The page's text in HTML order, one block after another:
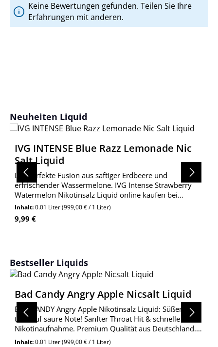
Keine Bewertungen gefunden. Teilen Sie Ihre
Erfahrungen mit anderen.
Produktgalerie überspringen
Neuheiten Liquid
IVG INTENSE Blue Razz Lemonade Nic
Salt Liquid
Die perfekte Fusion aus saftiger Erdbeere und
erfrischender Wassermelone. IVG Intense Strawberry
Watermelon Nikotinsalz Liquid online kaufen bei
Wolkengarage!
Inhalt:0.01 Liter(999,00 € / 1 Liter)
Regulärer Preis:
9,99 €
Produktgalerie überspringen
Bestseller Liquids
Bad Candy Angry Apple Nicsalt Liquid
BAD CANDY Angry Apple Nikotinsalz Liquid: Süßer Apfel
trifft auf saure Note! Sanfter Throat Hit & schnelle
Nikotinaufnahme. Premium Qualität aus Deutschland.
Jetzt entdecken!
Inhalt:0.01 Liter(999,00 € / 1 Liter)